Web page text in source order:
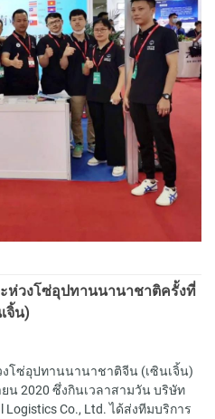
ห่วงโซ่อุปทานนานาชาติครั้งที่
จิ้น)
โซ่อุปทานนานาชาติจีน (เซินเจิ้น)
น 2020 ซึ่งกินเวลาสามวัน บริษัท
Logistics Co., Ltd. ได้ส่งทีมบริการ